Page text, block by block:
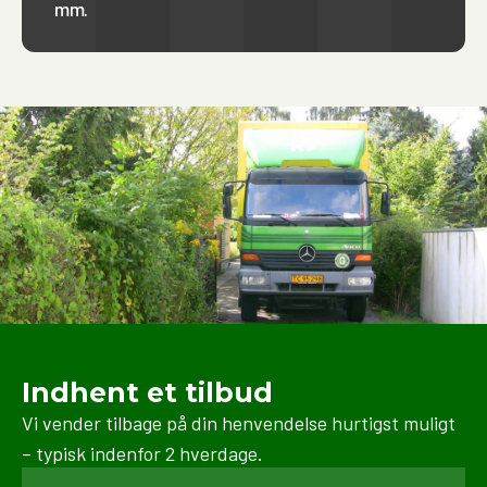
privat flytning samt erhvervsflytninger, herunder
ned pakning, transport og opbevaring. Vi sørger altid
beskytte dine ejendele under hele processen.
mm.
Indhent et tilbud
Vi vender tilbage på din henvendelse hurtigst muligt
– typisk indenfor 2 hverdage.